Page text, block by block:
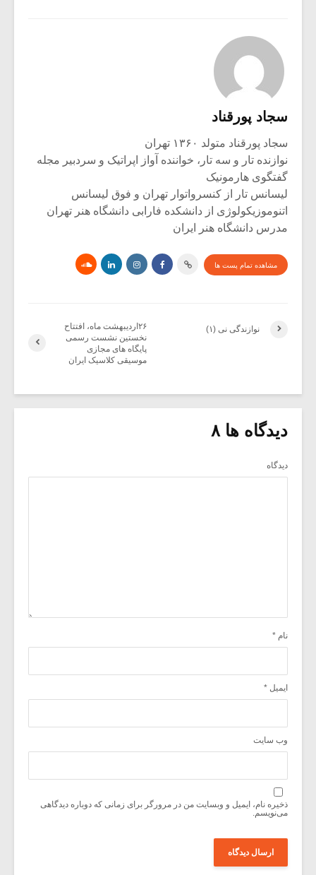
سجاد پورقناد
سجاد پورقناد متولد ۱۳۶۰ تهران
نوازنده تار و سه تار، خواننده آواز اپراتیک و سردبیر مجله
گفتگوی هارمونیک
لیسانس تار از کنسرواتوار تهران و فوق لیسانس
اتنوموزیکولوژی از دانشکده فارابی دانشگاه هنر تهران
مدرس دانشگاه هنر ایران
مشاهده تمام پست ها
۲۶اردیبهشت ماه، افتتاح
نخستین نشست رسمی
پایگاه های مجازی
موسیقی کلاسیک ایران
نوازندگی نی (۱)
دیدگاه ها ۸
دیدگاه
نام *
ایمیل *
وب‌ سایت
ذخیره نام، ایمیل و وبسایت من در مرورگر برای زمانی که دوباره دیدگاهی
می‌نویسم.